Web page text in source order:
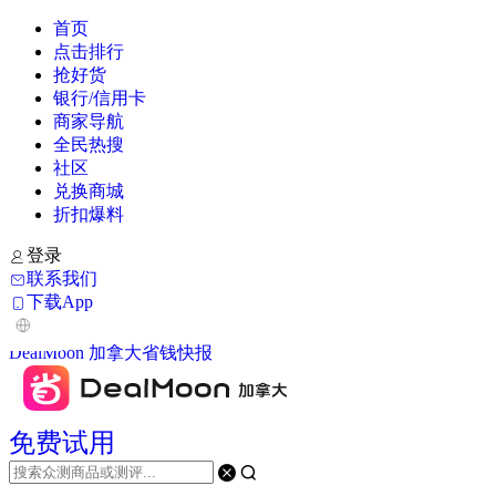
首页
点击排行
抢好货
银行/信用卡
商家导航
全民热搜
社区
兑换商城
折扣爆料
登录
联系我们
下载App
DealMoon 加拿大省钱快报
免费试用